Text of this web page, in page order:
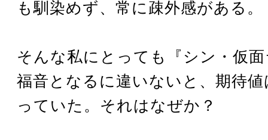
も馴染めず、常に疎外感がある。
そんな私にとっても『シン・仮
福音となるに違いないと、期待
っていた。それはなぜか？